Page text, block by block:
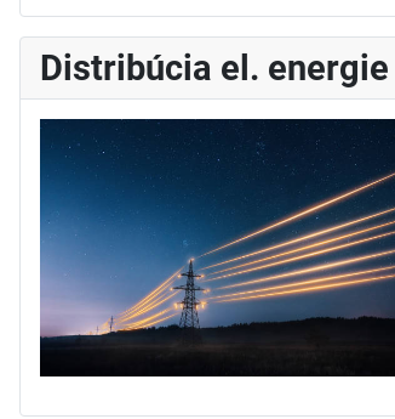
Distribúcia el. energie